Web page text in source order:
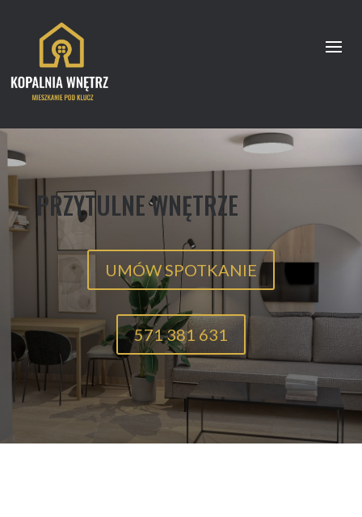
PRZYTULNE WNĘTRZE
UMÓW SPOTKANIE
571 381 631